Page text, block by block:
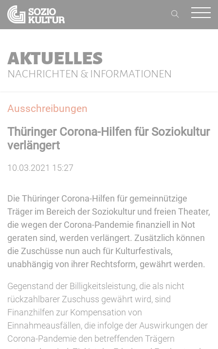
AKTUELLES
NACHRICHTEN & INFORMATIONEN
Ausschreibungen
Thüringer Corona-Hilfen für Soziokultur
verlängert
10.03.2021 15:27
Die Thüringer Corona-Hilfen für gemeinnützige
Träger im Bereich der Soziokultur und freien Theater,
die wegen der Corona-Pandemie finanziell in Not
geraten sind, werden verlängert. Zusätzlich können
die Zuschüsse nun auch für Kulturfestivals,
unabhängig von ihrer Rechtsform, gewährt werden.
Gegenstand der Billigkeitsleistung, die als nicht
rückzahlbarer Zuschuss gewährt wird, sind
Finanzhilfen zur Kompensation von
Einnahmeausfällen, die infolge der Auswirkungen der
Corona-Pandemie den betreffenden Trägern